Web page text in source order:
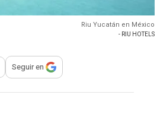
Riu Yucatán en México
- RIU HOTELS
para compartir
Seguir en